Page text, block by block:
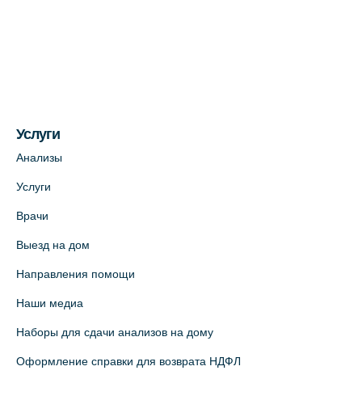
Медицинский центр на пр. Просвещения,
12к2 (официальный партнер)
Медицинский центр "Доктор Семейный"
(официальный партнер),
+7 (812) 664-55-80
На карте
Услуги
Анализы
Услуги
Врачи
Выезд на дом
Направления помощи
Наши медиа
Наборы для сдачи анализов на дому
Оформление справки для возврата НДФЛ